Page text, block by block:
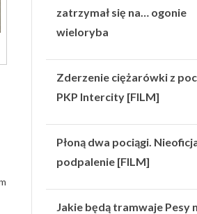
zatrzymał się na… ogonie
wieloryba
Zderzenie ciężarówki z
PKP Intercity [FILM]
Płoną dwa pociągi.
podpalenie [FILM]
Jakie będą tramwaje Pesy